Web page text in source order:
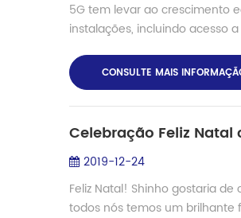
5G tem levar ao crescimento
instalações, incluindo acesso
CONSULTE MAIS
Celebração Feliz Natal
2019-12-24
Feliz Natal! Shinho gostaria
todos nós temos um brilhante